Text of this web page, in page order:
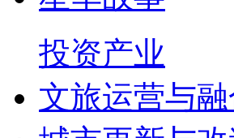
投资产业
文旅运营与融